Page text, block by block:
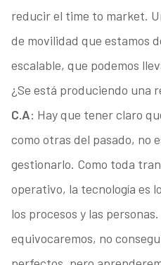
reducir el time to market.
de movilidad que estamos
escalable, que podemos
¿Se está produciendo una
C.A: Hay que tener claro
como otras del pasado, no
gestionarlo. Como toda
operativo, la tecnología es
los procesos y las
equivocaremos, no